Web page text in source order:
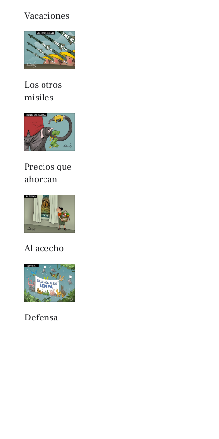
Vacaciones
Los otros
misiles
Precios que
ahorcan
Al acecho
Defensa